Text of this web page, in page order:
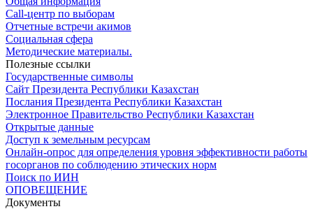
Call-центр по выборам
Отчетные встречи акимов
Социальная сфера
Методические материалы.
Полезные ссылки
Государственные символы
Сайт Президента Республики Казахстан
Послания Президента Республики Казахстан
Электронное Правительство Республики Казахстан
Открытые данные
Доступ к земельным ресурсам
Онлайн-опрос для определения уровня эффективности работы
госорганов по соблюдению этических норм
Поиск по ИИН
ОПОВЕЩЕНИЕ
Документы